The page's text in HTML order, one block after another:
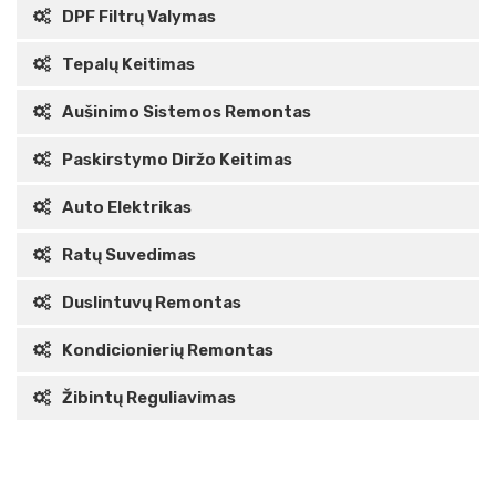
DPF Filtrų Valymas
Tepalų Keitimas
Aušinimo Sistemos Remontas
Paskirstymo Diržo Keitimas
Auto Elektrikas
Ratų Suvedimas
Duslintuvų Remontas
Kondicionierių Remontas
Žibintų Reguliavimas